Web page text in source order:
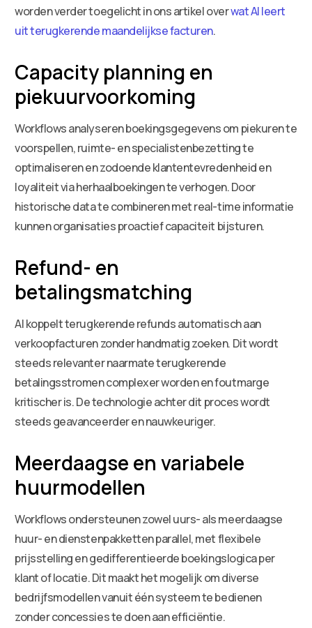
worden verder toegelicht in ons artikel overwat AI leert
uit terugkerende maandelijkse facturen.
Capacity planning en
piekuurvoorkoming
Workflows analyseren boekingsgegevens om piekuren te
voorspellen, ruimte- en specialistenbezetting te
optimaliseren en zodoende klantentevredenheid en
loyaliteit via herhaalboekingen te verhogen. Door
historische data te combineren met real-time informatie
kunnen organisaties proactief capaciteit bijsturen.
Refund- en
betalingsmatching
AI koppelt terugkerende refunds automatisch aan
verkoopfacturen zonder handmatig zoeken. Dit wordt
steeds relevanter naarmate terugkerende
betalingsstromen complexer worden en foutmarge
kritischer is. De technologie achter dit proces wordt
steeds geavanceerder en nauwkeuriger.
Meerdaagse en variabele
huurmodellen
Workflows ondersteunen zowel uurs- als meerdaagse
huur- en dienstenpakketten parallel, met flexibele
prijsstelling en gedifferentieerde boekingslogica per
klant of locatie. Dit maakt het mogelijk om diverse
bedrijfsmodellen vanuit één systeem te bedienen
zonder concessies te doen aan efficiëntie.